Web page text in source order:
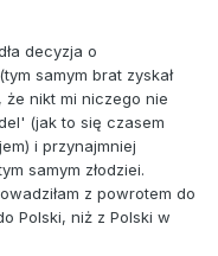
decyzja o
samym brat zyskał
nikt mi niczego nie
(jak to się czasem
i przynajmniej
samym złodziei.
z powrotem do
Polski, niż z Polski w